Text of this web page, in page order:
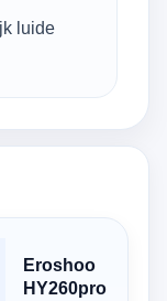
luide
Eroshoo
HY260pro